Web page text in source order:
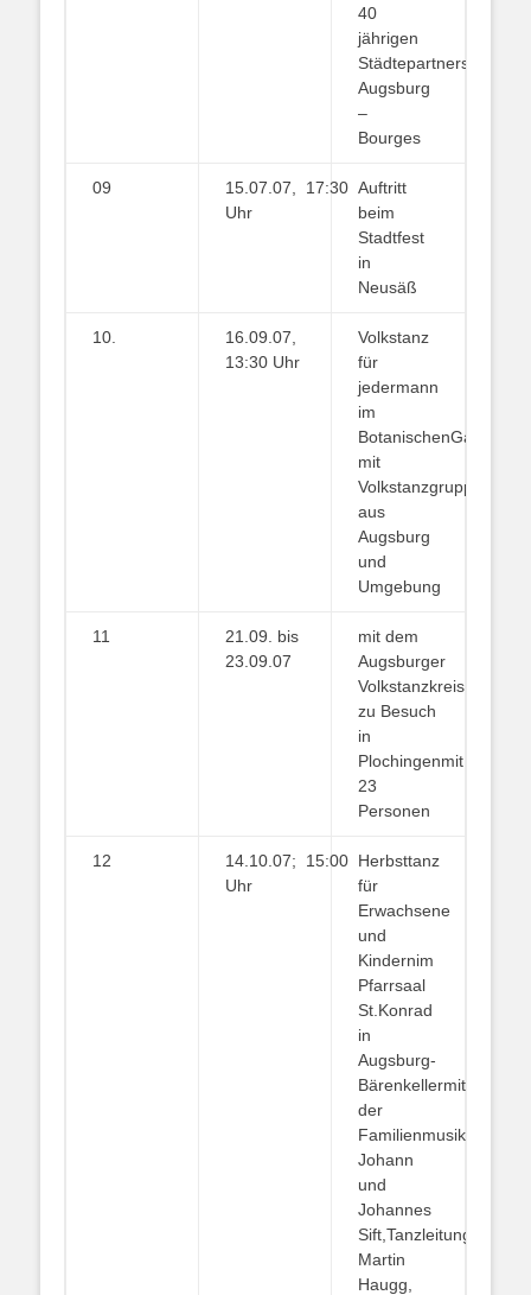
40
jährigen
Städtepartnerschaft
Augsburg
–
Bourges
09
15.07.07, 17:30
Uhr
Auftritt
beim
Stadtfest
in
Neusäß
10.
16.09.07,
13:30 Uhr
Volkstanz
für
jedermann
im
BotanischenGarten
mit
Volkstanzgruppen
aus
Augsburg
und
Umgebung
11
21.09. bis
23.09.07
mit dem
Augsburger
Volkstanzkreis
zu Besuch
in
Plochingenmit
23
Personen
12
14.10.07; 15:00
Uhr
Herbsttanz
für
Erwachsene
und
Kindernim
Pfarrsaal
St.Konrad
in
Augsburg-
Bärenkellermit
der
Familienmusik
Johann
und
Johannes
Sift,Tanzleitung
Martin
Haugg,